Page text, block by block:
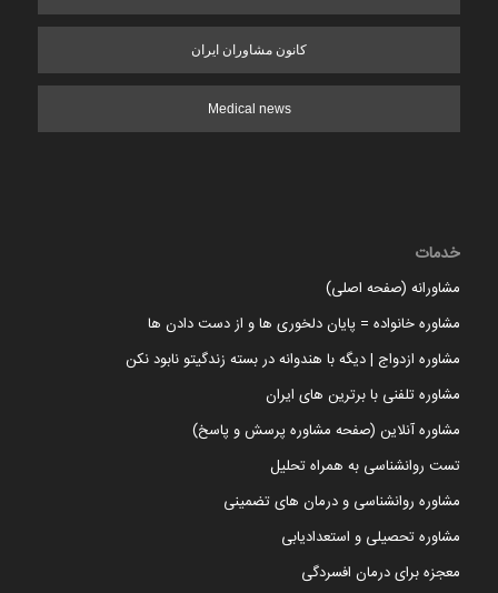
کانون مشاوران ایران
Medical news
خدمات
مشاورانه (صفحه اصلی)
مشاوره خانواده = پایان دلخوری ها و از دست دادن ها
مشاوره ازدواج | دیگه با هندوانه در بسته زندگیتو نابود نکن
مشاوره تلفنی با برترین های ایران
مشاوره آنلاین (صفحه مشاوره پرسش و پاسخ)
تست روانشناسی به همراه تحلیل
مشاوره روانشناسی و درمان های تضمینی
مشاوره تحصیلی و استعدادیابی
معجزه برای درمان افسردگی